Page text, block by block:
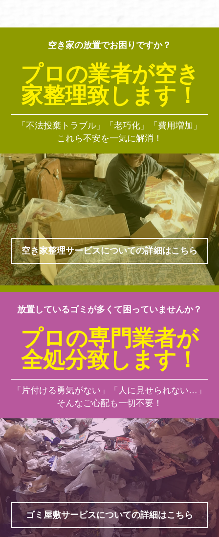
空き家の放置でお困りですか？
プロの業者が空き
家整理致します！
「不法投棄トラブル」「老巧化」「費用増加」
これら不安を一気に解消！
空き家整理サービスについての詳細はこちら
放置しているゴミが多くて困っていませんか？
プロの専門業者が
全処分致します！
「片付ける勇気がない」「人に見せられない…」
そんなご心配も一切不要！
ゴミ屋敷サービスについての詳細はこちら